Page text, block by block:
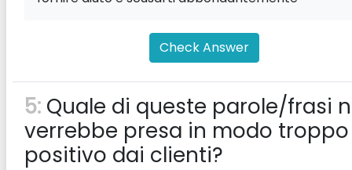
Check Answer
5: Quale di queste parole/frasi
verrebbe presa in modo troppo
positivo dai clienti?